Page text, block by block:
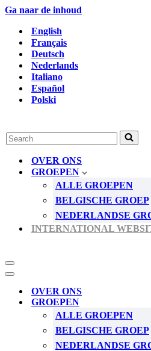
Ga naar de inhoud
English
Français
Deutsch
Nederlands
Italiano
Español
Polski
Zoek
naar...
OVER ONS
GROEPEN
ALLE GROEPEN
BELGISCHE GROEP
NEDERLANDSE
INTERNATIONAL
Navigatie
Menu
Navigatie
OVER ONS
GROEPEN
ALLE GROEPEN
BELGISCHE GROEP
NEDERLANDSE